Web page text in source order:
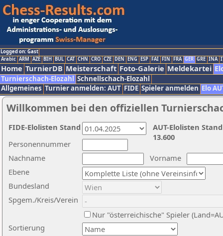
Logged on: Gast
Arabic ARM AZE BIH BUL CAT CHN CRO CZE DEN ENG ESP FAI FIN FRA GER GRE INA
Home TurnierDB Meisterschaft Foto-Galerie Meldekartei
Turnierschach-Elozahl Schnellschach-Elozahl
Allgemeines Turnier anmelden: AUT FIDE Spieler anmelden Elo
Willkommen bei den offiziellen
Nachname
Vorname
Ebene
Sortierung
Personennummer
Bundesland
Spgem./Kreis/Verein
Nur "österreichische" Spieler
AUT-Elolisten
13.600
FIDE-Elolisten Stand